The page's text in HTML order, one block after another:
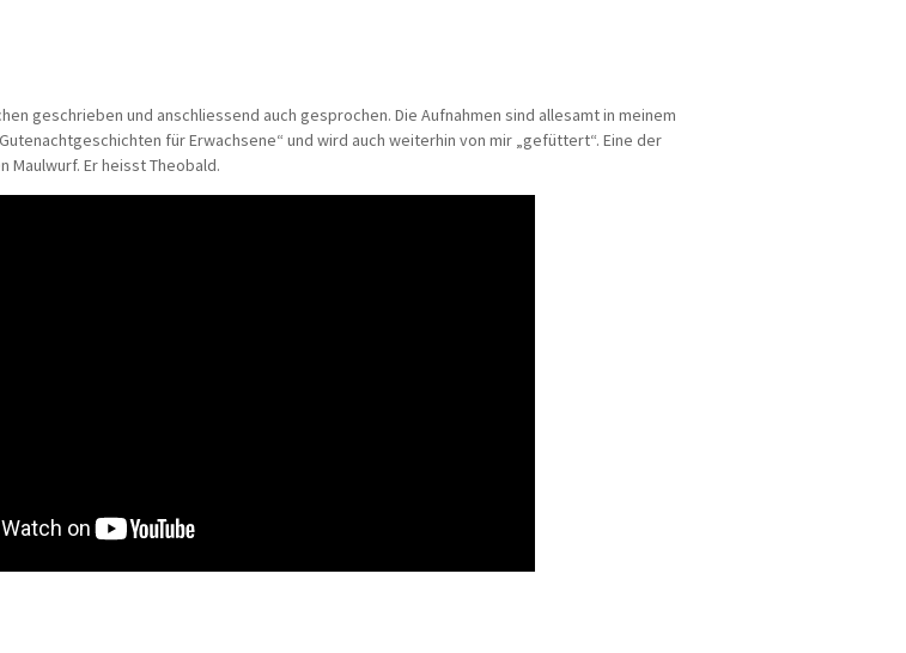
geschrieben und anschliessend auch gesprochen. Die Aufnahmen sind allesamt in meinem
für Erwachsene“ und wird auch weiterhin von mir „gefüttert“. Eine der
Maulwurf. Er heisst Theobald.